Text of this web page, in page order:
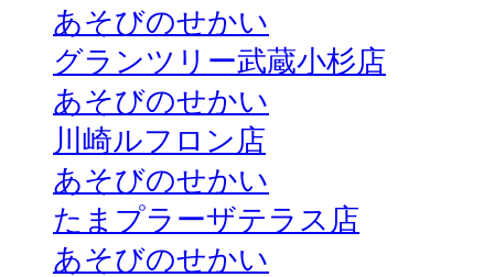
あそびのせかい
グランツリー武蔵小杉店
あそびのせかい
川崎ルフロン店
あそびのせかい
たまプラーザテラス店
あそびのせかい